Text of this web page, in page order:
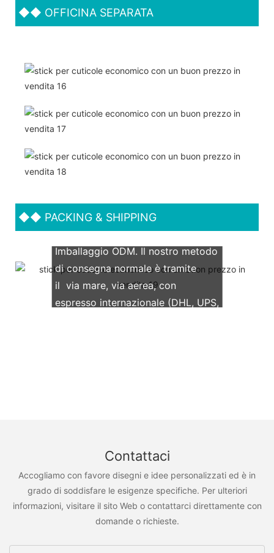
◆◆ OFFICINA SEPARATA
◆◆ PACKING & SHIPPING
Supportiamo entrambi gli OEM &
Imballaggio ODM. Il nostro metodo
di consegna normale è tramite
il via mare, via aerea, con
espresso internazionale (DHL, UPS,
Contattaci
Accogliamo con favore disegni e idee personalizzati ed è in
grado di soddisfare le esigenze specifiche. Per ulteriori
informazioni, visitare il sito Web o contattarci direttamente con
domande o richieste.